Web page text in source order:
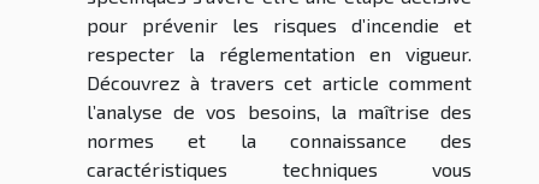
pour prévenir les risques d’incendie et
respecter la réglementation en vigueur.
Découvrez à travers cet article comment
l’analyse de vos besoins, la maîtrise des
normes et la connaissance des
caractéristiques techniques vous